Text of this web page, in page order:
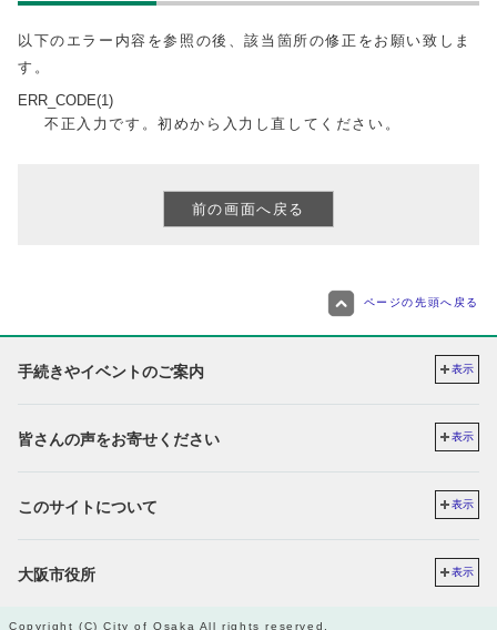
以下のエラー内容を参照の後、該当箇所の修正をお願い致しま
す。
ERR_CODE(1)
不正入力です。初めから入力し直してください。
ページの先頭へ戻る
手続きやイベントのご案内 表示
皆さんの声をお寄せください 表示
このサイトについて 表示
大阪市役所 表示
Copyright (C) City of Osaka All rights reserved.